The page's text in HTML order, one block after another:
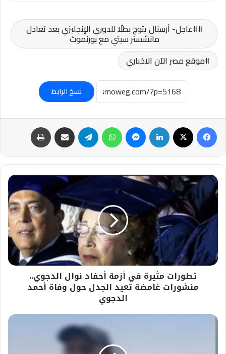
#عاجل- أرسنال يتوج بطلًا للدوري الإنجليزي بعد تعادل
مانشستر سيتي مع بورنموث
موقع مصر الآن الاخباري
نسخ الرابط
فيسبوك لينكدإن ماسنجر واتساب تيلقرام مشاركة عبر البريد
تطورات
مثيرة
في
أزمة
أحفاد
نوال
الدجوي..
منشورات
غامضة
أحمد
تطورات مثيرة في أزمة أحفاد نوال الدجوي..
منشورات غامضة تعيد الجدل حول وفاة أحمد
الدجوي
#ضبط